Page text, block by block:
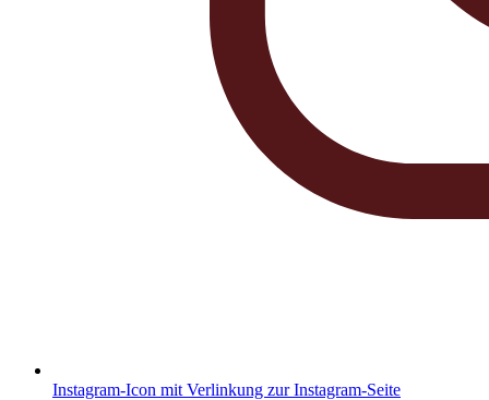
Instagram-Icon mit Verlinkung zur Instagram-Seite